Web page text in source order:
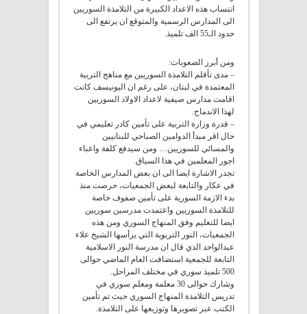
انتساب هذه الاعداد الكبيرة من التلامذة السوريين
الى المدارس الرسمية والمتوقع ان يرتفع الى
حدود الـ55 الف تلميذ.
ومن أبرز الصعوبات:
– مدى تأقلم التلامذة السوريين مع مناهج التربية
المعتمدة في لبنان، على رغم ان اليونيسف كانت
اقامت مدارس صيفية لاعداد الاولاد السوريين
لهذا الاندماج.
– قدرة وزارة التربية على تأمين كادر تعليمي في
حال اقر مبدأ الدوامين الصباحي للبنانيين
والمسائي للسوريين… ومن سيدفع كلفة واعباء
اجور المعلمين في هذا السياق.
تجدر الاشارة ايضا الى ان بعض المدارس الخاصة
في عكار والتابعة لبعض الجمعيات، حرصت منذ
بدء الازمة السورية على تأمين صفوف خاصة
للتلامذة السوريين واعتمدت مدرسين سوريين
ايضا للتعليم وفق المنهاج السوري ومن هذه
الجمعيات، النور التربوية التي يرأسها الشيخ علاء
عبدالواحد الذي قال ان مدرسة النور الاسلامية
التابعة للجمعية استضافت العام الماضي حوالى
500 تلميذ سوري في مختلف المراحل.
وشارك حوالى 30 معلمة ومعلم سوري في
تدريس التلامذة المنهاج السوري حيث تم تأمين
الكتب عبر تصويرها وتوزيعها على التلامذة.